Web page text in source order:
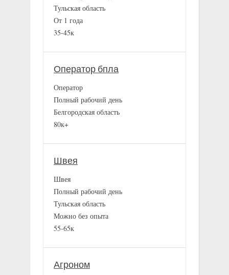
Тульская область
От 1 года
35-45к
Оператор бпла
Оператор
Полный рабочий день
Белгородская область
80к+
Швея
Швея
Полный рабочий день
Тульская область
Можно без опыта
55-65к
Агроном